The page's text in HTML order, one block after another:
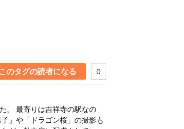
このタグの読者になる 0
。 最寄りは吉祥寺の駅なの
」や「ドラゴン桜」の撮影も